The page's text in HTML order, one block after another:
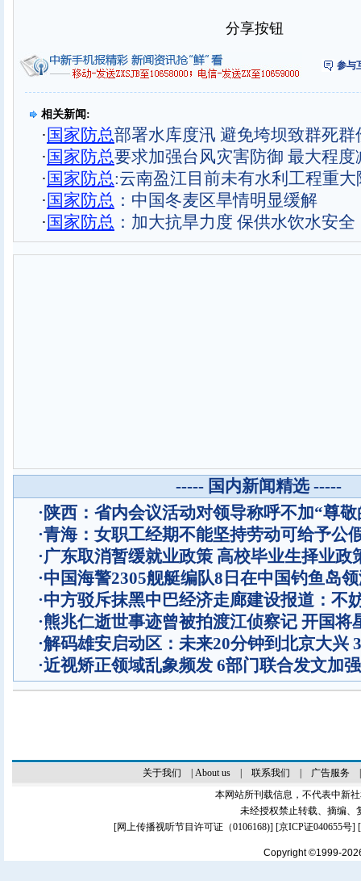
分享按钮
参与
相关新闻:
· 国家防总部署水库度汛 避免垮坝致群死群
· 国家防总要求加强台风灾害防御 最大程度
· 国家防总:云南盈江目前未有水利工程重
· 国家防总 ：中国冬麦区旱情明显缓解
· 国家防总 ：加大抗旱力度 保供水饮水安全
----- 国内新闻精选 -----
·陕西：省内会议活动对领导称呼不加“尊敬
·青海：女职工经期不能坚持劳动可给予公
·广东取消暂缓就业政策 高校毕业生择业政
·中国海警2305舰艇编队8日在中国钓鱼岛
·中方驳斥抹黑中巴经济走廊建设报道：不
·熊兆仁逝世事迹曾被拍渡江侦察记 开国将
·解码雄安启动区：未来20分钟到北京大兴
·近视矫正领域乱象频发 6部门联合发文加
关于我们 About us| 联系我们 广告服务
本网站所刊载信息，不代表中新
未经授权禁止转载、摘编、
[网上传播视听节目许可证（0106168)] [京ICP证040655号]
Copyright ©1999-